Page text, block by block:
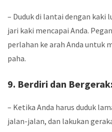
– Duduk di lantai dengan kaki
jari kaki mencapai Anda.
perlahan ke arah Anda untuk
paha.
9. Berdiri dan Bergerak:
– Ketika Anda harus duduk
jalan-jalan, dan lakukan